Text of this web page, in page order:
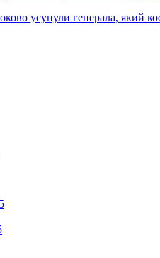
усунули генерала, який